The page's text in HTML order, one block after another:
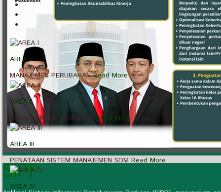
SIPP
AREA I
MANAJEMEN PERUBAHANRead More
AREA II
PENATAAN TATALAKSANARead More
AREA III
PENATAAN SISTEM MANAJEMEN SDM Read More
AREA IV